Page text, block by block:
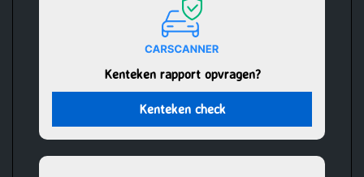
Kenteken rapport opvragen?
Kenteken check